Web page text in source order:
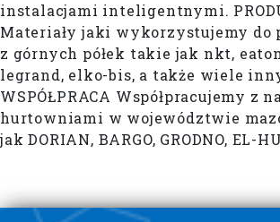
instalacjami inteligentnymi.
Materiały jaki wykorzystujemy do
z górnych półek takie jak nkt,
legrand, elko-bis, a także wiele
WSPÓŁPRACA Współpracujemy z
hurtowniami w województwie
jak DORIAN, BARGO, GRODNO, EL-